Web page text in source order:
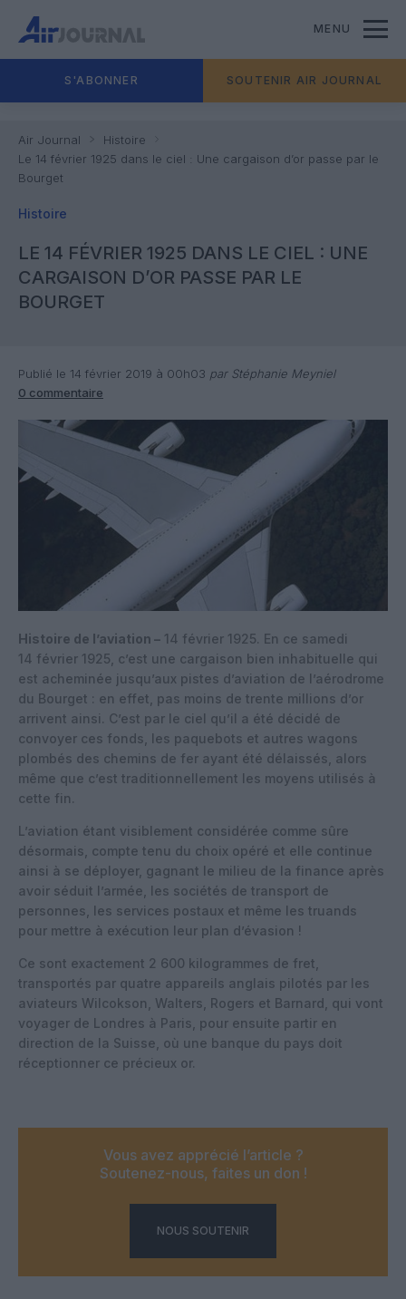
MENU
S'ABONNER SOUTENIR AIR JOURNAL
Air Journal
Histoire
Le 14 février 1925 dans le ciel : Une cargaison d’or passe par le
Bourget
Histoire
LE 14 FÉVRIER 1925 DANS LE CIEL : UNE
CARGAISON D’OR PASSE PAR LE
BOURGET
Publié le 14 février 2019 à 00h03 par Stéphanie Meyniel
0 commentaire
Histoire de l’aviation – 14 février 1925. En ce samedi
14 février 1925, c’est une cargaison bien inhabituelle qui
est acheminée jusqu’aux pistes d’aviation de l’aérodrome
du Bourget : en effet, pas moins de trente millions d’or
arrivent ainsi. C’est par le ciel qu’il a été décidé de
convoyer ces fonds, les paquebots et autres wagons
plombés des chemins de fer ayant été délaissés, alors
même que c’est traditionnellement les moyens utilisés à
cette fin.
L’aviation étant visiblement considérée comme sûre
désormais, compte tenu du choix opéré et elle continue
ainsi à se déployer, gagnant le milieu de la finance après
avoir séduit l’armée, les sociétés de transport de
personnes, les services postaux et même les truands
pour mettre à exécution leur plan d’évasion !
Ce sont exactement 2 600 kilogrammes de fret,
transportés par quatre appareils anglais pilotés par les
aviateurs Wilcokson, Walters, Rogers et Barnard, qui vont
voyager de Londres à Paris, pour ensuite partir en
direction de la Suisse, où une banque du pays doit
réceptionner ce précieux or.
Vous avez apprécié l’article ?
Soutenez-nous, faites un don !
NOUS SOUTENIR